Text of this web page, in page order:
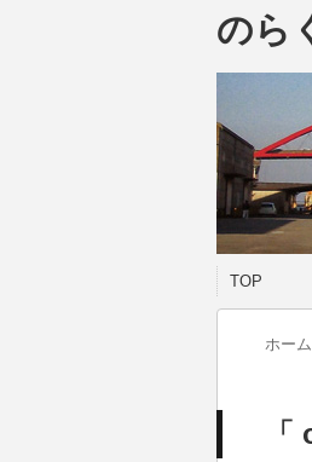
のら
TOP
ホーム